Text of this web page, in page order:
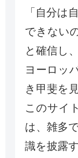
「自分は
できない
と確信し
ヨーロッ
き甲斐を
このサイ
は、雑多
識を披露